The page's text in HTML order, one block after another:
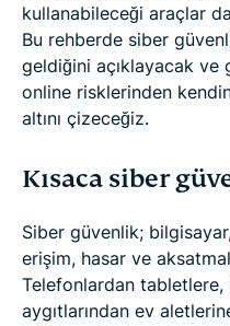
kullanabileceği araçlar
Bu rehberde siber
geldiğini açıklayacak ve
online risklerinden
altını çizeceğiz.
Kısaca siber
Siber güvenlik;
erişim, hasar ve
Telefonlardan tabletlere,
aygıtlarından ev